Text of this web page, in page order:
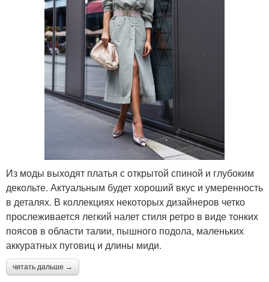
Из моды выходят платья с открытой спиной и глубоким
декольте. Актуальным будет хороший вкус и умеренность
в деталях. В коллекциях некоторых дизайнеров четко
прослеживается легкий налет стиля ретро в виде тонких
поясов в области талии, пышного подола, маленьких
аккуратных пуговиц и длины миди.
читать дальше →